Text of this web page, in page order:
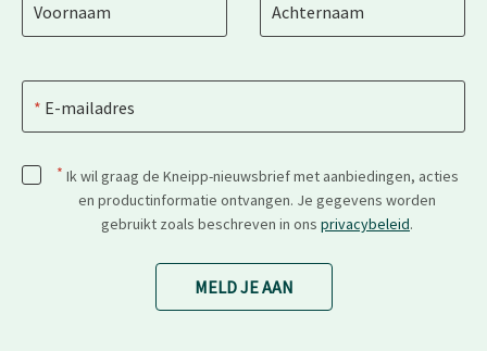
Voornaam Achternaam
E-mailadres
* Ik wil graag de Kneipp-nieuwsbrief met aanbiedingen, acties
en productinformatie ontvangen. Je gegevens worden
gebruikt zoals beschreven in ons privacybeleid.
MELD JE AAN